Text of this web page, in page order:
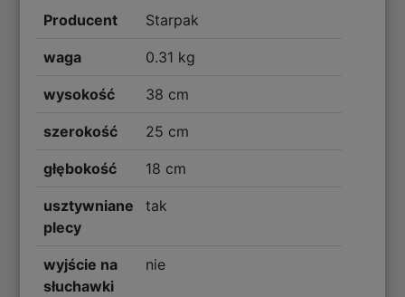
Producent Starpak
waga 0.31 kg
wysokość 38 cm
szerokość 25 cm
głębokość 18 cm
usztywniane
plecy
tak
wyjście na
słuchawki
nie